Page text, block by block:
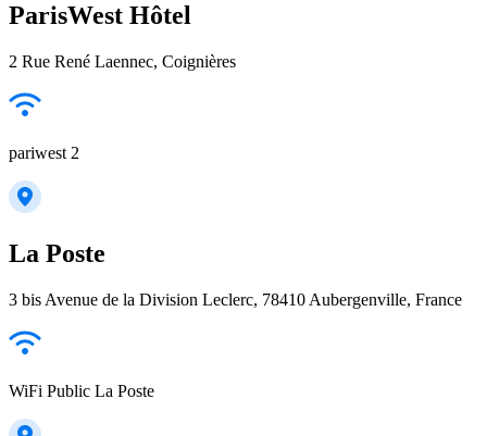
ParisWest Hôtel
2 Rue René Laennec, Coignières
pariwest 2
La Poste
3 bis Avenue de la Division Leclerc, 78410 Aubergenville, France
WiFi Public La Poste